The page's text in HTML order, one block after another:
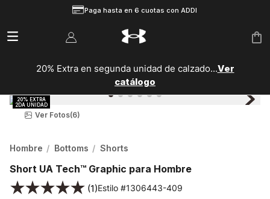
Paga hasta en 6 cuotas con ADDI
20% Extra en segunda unidad de calzado...Ver
catálogo
Ver Fotos(6)
Hombre Bottoms Shorts
Short UA Tech™ Graphic para Hombre
★★★★★ (1) 1306443-409